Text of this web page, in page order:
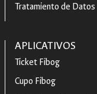
Tratamiento de Datos
APLICATIVOS
Ticket Fibog
Cupo Fibog